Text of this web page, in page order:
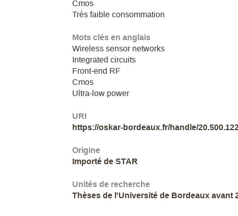
Cmos
Très faible consommation
Mots clés en anglais
Wireless sensor networks
Integrated circuits
Front-end RF
Cmos
Ultra-low power
URI
https://oskar-bordeaux.fr/handle/
Origine
Importé de STAR
Unités de recherche
Thèses de l'Université de Bordeaux avant